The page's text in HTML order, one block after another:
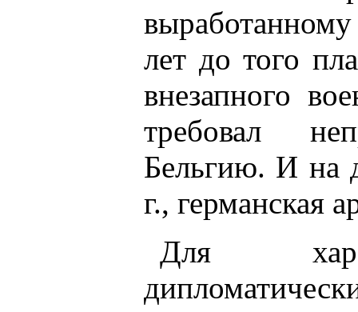
лет до того
внезапного
требовал
Бельгию. И на
г., германская
Для